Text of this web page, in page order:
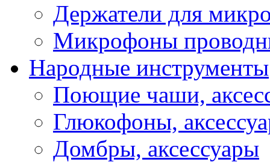
Держатели для
Микрофоны
Народные инструменты
Поющие чаши,
Глюкофоны,
Домбры, аксессуары